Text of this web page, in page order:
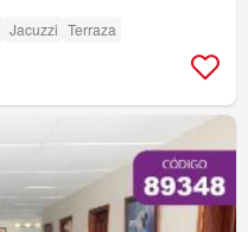
Jacuzzi Terraza